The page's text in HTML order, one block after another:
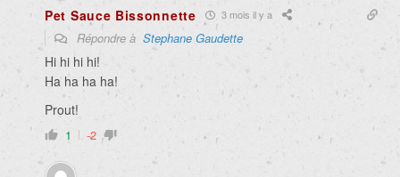
Pet Sauce Bissonnette 3 mois il y a
Répondre à Stephane Gaudette
Hi hi hi hi!
Ha ha ha ha!
Prout!
1 -2